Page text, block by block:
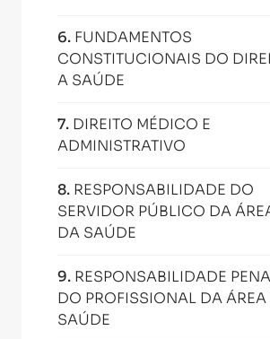
6. FUNDAMENTOS
CONSTITUCIONAIS DO
A SAÚDE
7. DIREITO MÉDICO E
ADMINISTRATIVO
8. RESPONSABILIDADE DO
SERVIDOR PÚBLICO DA
DA SAÚDE
9. RESPONSABILIDADE
DO PROFISSIONAL DA
SAÚDE